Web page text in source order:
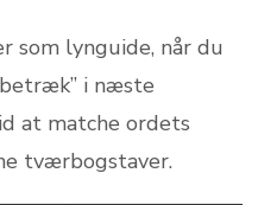
som lyn­guide, når du
i næste
at matche ordets
tværbogstaver.